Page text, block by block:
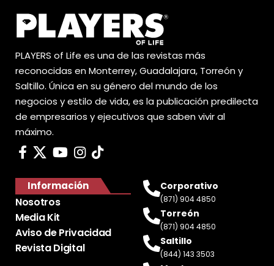
PLAYERS of Life es una de las revistas más
reconocidas en Monterrey, Guadalajara, Torreón y
Saltillo. Única en su género del mundo de los
negocios y estilo de vida, es la publicación predilecta
de empresarios y ejecutivos que saben vivir al
máximo.
Información
Nosotros
Media Kit
Aviso de Privacidad
Revista Digital
Corporativo
(871) 904 4850
Torreón
(871) 904 4850
Saltillo
(844) 143 3503